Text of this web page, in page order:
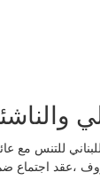
للتنس مع
،عقد اجتماع